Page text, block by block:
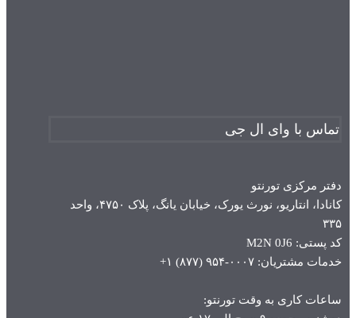
تماس با وای ال جی
دفتر مرکزی تورنتو
کانادا، انتاریو، نورث یورک، خیابان یانگ، پلاک ۴۷۵۰، واحد
۳۳۵
کد پستی: M2N 0J6
خدمات مشتریان: ۰۰۰۷-۹۵۴ (۸۷۷) ۱+
ساعات کاری به وقت تورنتو: